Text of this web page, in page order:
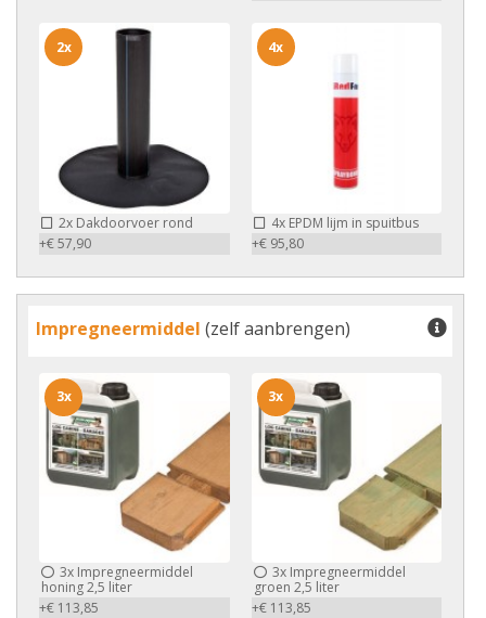
2x Dakdoorvoer rond
+€ 57,90
2x
4xEPDM lijm in spuitbus
+€ 95,80
4x
Impregneermiddel (zelf aanbrengen)
3x Impregneermiddel
honing 2,5 liter
+€ 113,85
3x
3xImpregneermiddel
groen 2,5 liter
+€ 113,85
3x